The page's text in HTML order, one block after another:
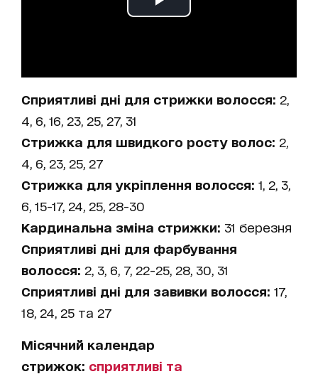
Сприятливі дні для стрижки волосся: 2,
4, 6, 16, 23, 25, 27, 31
Стрижка для швидкого росту волос: 2,
4, 6, 23, 25, 27
Стрижка для укріплення волосся: 1, 2, 3,
6, 15-17, 24, 25, 28-30
Кардинальна зміна стрижки: 31 березня
Сприятливі дні для фарбування
волосся: 2, 3, 6, 7, 22-25, 28, 30, 31
Сприятливі дні для завивки волосся: 17,
18, 24, 25 та 27
Місячний календар
стрижок: сприятливі та